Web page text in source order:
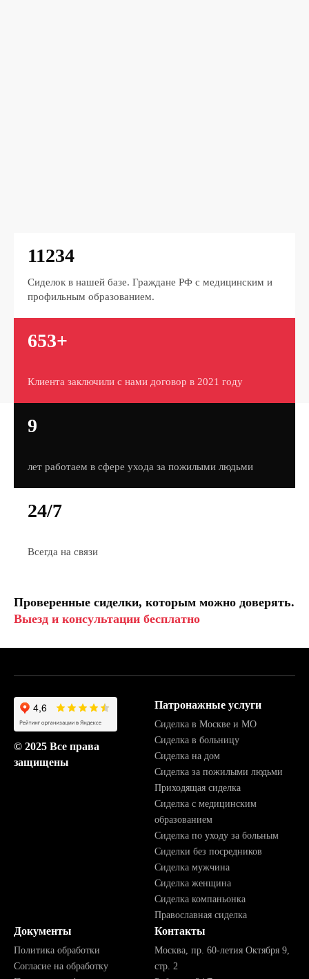
11234
Сиделок в нашей базе. Граждане РФ с медицинским и
профильным образованием.
653+
Клиента заключили с нами договор в 2021 году
9
лет работаем в сфере ухода за пожилыми людьми
24/7
Всегда на связи
Проверенные сиделки, которым можно доверять.
Выезд и консультации бесплатно
© 2025 Все права
защищены
Патронажные услуги
Сиделка в Москве и МО
Сиделка в больницу
Сиделка на дом
Сиделка за пожилыми людьми
Приходящая сиделка
Сиделка с медицинским
образованием
Сиделка по уходу за больным
Сиделки без посредников
Сиделка мужчина
Сиделка женщина
Сиделка компаньонка
Православная сиделка
Документы
Политика обработки
Согласие на обработку
Контакты
Москва, пр. 60-летия Октября 9,
стр. 2